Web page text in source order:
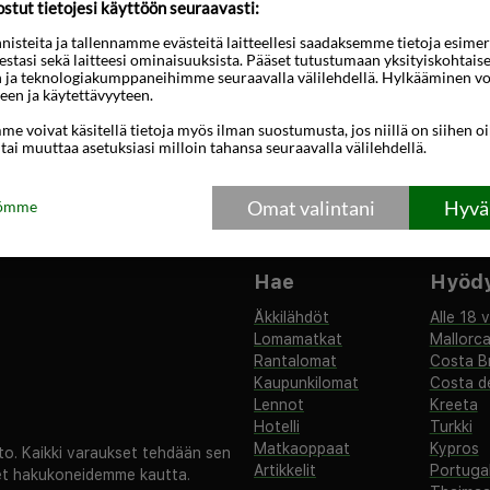
tarjouksia, matkavinkkejä ja
Kaikki varaukset tehdään sen
hakukoneidemme kautta.
Hae
Äkkilähdöt
Lomamatkat
Rantalomat
Kaupunkilomat
Lennot
Hotelli
Matkaoppaat
Artikkelit
Alle 18
Mallorca
Costa
Costa
Kreeta
Turkki
Kypros
tietojesi käyttöön seuraavasti:
ja tallennamme evästeitä laitteellesi saadaksemme tietoja
sekä laitteesi ominaisuuksista. Pääset tutustumaan
teknologiakumppaneihimme seuraavalla välilehdellä. Hylkääminen
ja käytettävyyteen.
voivat käsitellä tietoja myös ilman suostumusta, jos niillä on siihen
muuttaa asetuksiasi milloin tahansa seuraavalla välilehdellä.
Omat valintani